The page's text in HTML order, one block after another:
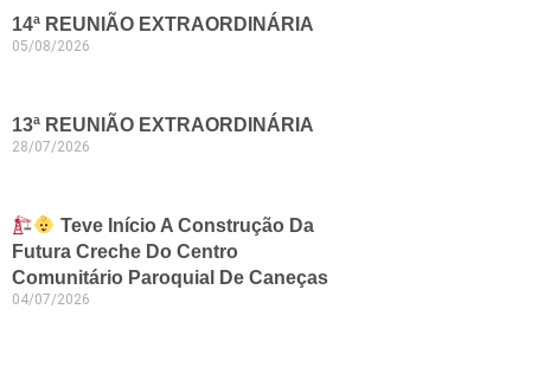
14ª REUNIÃO EXTRAORDINÁRIA
05/08/2026
13ª REUNIÃO EXTRAORDINÁRIA
28/07/2026
Teve Início A Construção Da
Futura Creche Do Centro
Comunitário Paroquial De Caneças
04/07/2026